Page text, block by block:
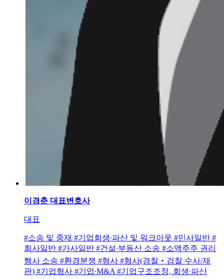
이경춘 대표변호사
대표
#소송 및 중재 #기업회생∙파산 및 워크아웃 #민사일반 #
회사일반 #가사일반 #건설∙부동산 소송 #소액주주 권리
행사 소송 #환경분쟁 #형사 #형사(경찰‧검찰 수사/재
판) #기업형사 #기업∙M&A #기업구조조정, 회생∙파산